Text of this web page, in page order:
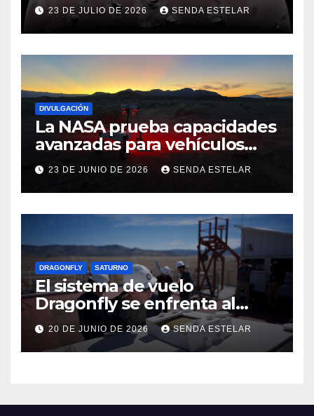
23 DE JULIO DE 2026 SENDA ESTELAR
DIVULGACIÓN
La NASA prueba capacidades
avanzadas para vehículos
exploradores lunares y
marcianos.
23 DE JUNIO DE 2026 SENDA ESTELAR
DRAGONFLY SATURNO
El sistema de vuelo
Dragonfly se enfrenta al
calor
20 DE JUNIO DE 2026 SENDA ESTELAR